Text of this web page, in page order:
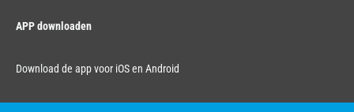
APP downloaden
Download de app voor iOS en Android